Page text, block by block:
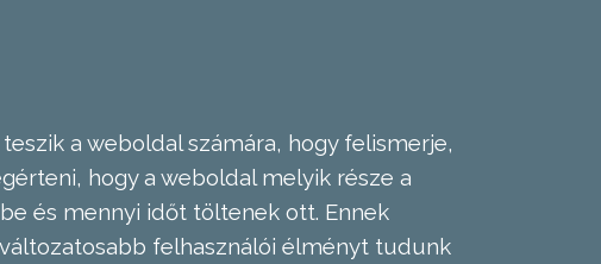
a weboldal számára, hogy felismerje,
hogy a weboldal melyik része a
és mennyi időt töltenek ott. Ennek
felhasználói élményt tudunk